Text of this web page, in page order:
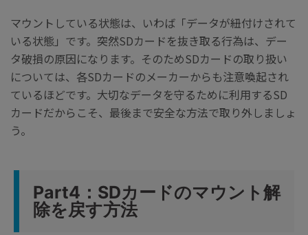
マウントしている状態は、いわば「データが紐付けされて
いる状態」です。突然SDカードを抜き取る行為は、デー
タ破損の原因になります。そのためSDカードの取り扱い
については、各SDカードのメーカーからも注意喚起され
ているほどです。大切なデータを守るために利用するSD
カードだからこそ、最後まで安全な方法で取り外しましょ
う。
Part4：SDカードのマウント解
除を戻す方法